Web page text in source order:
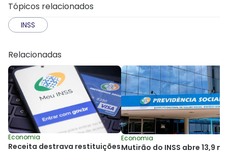
Tópicos relacionados
INSS
Relacionadas
Economia
Receita destrava restituições
Economia
Mutirão do INSS abre 13,9 mil